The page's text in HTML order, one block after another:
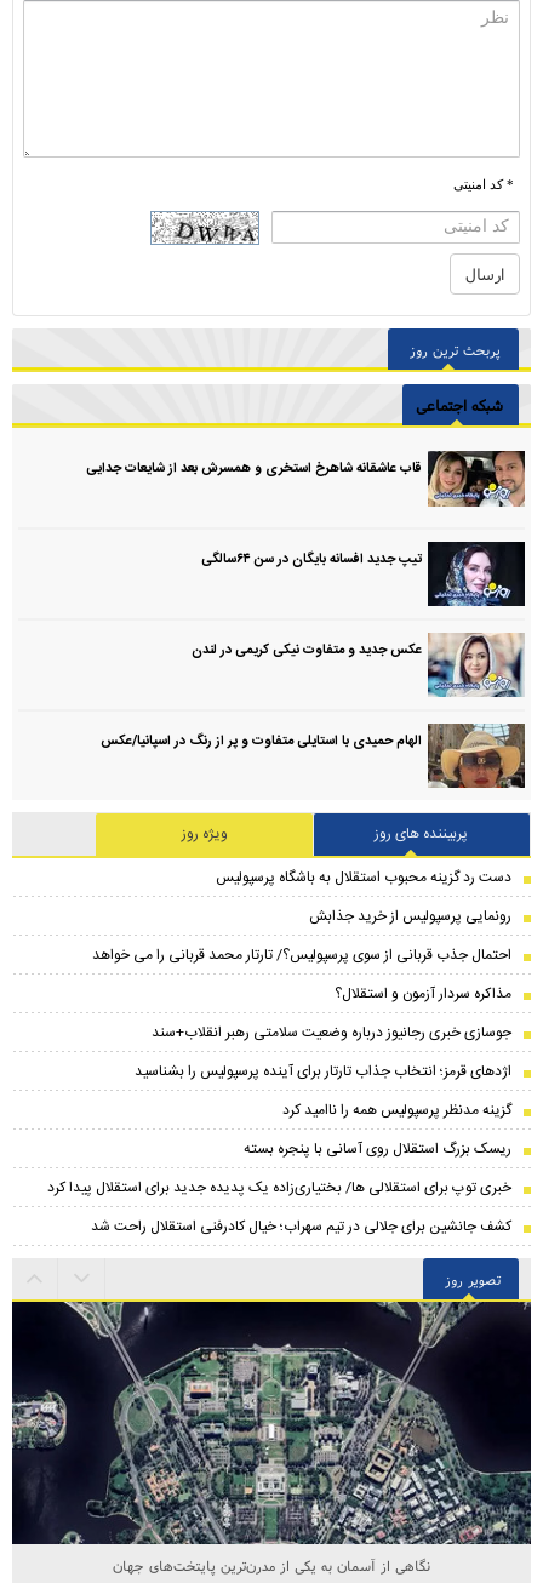
* کد امنیتی
پربحث ترین روز
شبکه اجتماعی
قاب عاشقانه شاهرخ استخری و همسرش بعد از شایعات جدایی
تیپ جدید افسانه بایگان در سن ۶۴سالگی
عکس جدید و متفاوت نیکی کریمی در لندن
الهام حمیدی با استایلی متفاوت و پر از رنگ در اسپانیا/عکس
پربیننده های روز
ویژه روز
دست رد گزینه محبوب استقلال به باشگاه پرسپولیس
رونمایی پرسپولیس از خرید جذابش
احتمال جذب قربانی از سوی پرسپولیس؟/ تارتار محمد قربانی را می خواهد
مذاکره سردار آزمون و استقلال؟
جوسازی خبری رجانیوز درباره وضعیت سلامتی رهبر انقلاب+سند
اژدهای قرمز؛ انتخاب جذاب تارتار برای آینده پرسپولیس را بشناسید
گزینه مدنظر پرسپولیس همه را ناامید کرد
ریسک بزرگ استقلال روی آسانی با پنجره بسته
خبری توپ برای استقلالی ها/ بختیاری‌زاده یک پدیده جدید برای استقلال پیدا کرد
کشف جانشین برای جلالی در تیم سهراب؛ خیال کادرفنی استقلال راحت شد
تصویر روز
نگاهی از آسمان به یکی از مدرن‌ترین پایتخت‌های جهان